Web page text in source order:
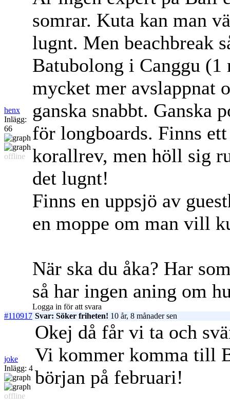
henx
Inlägg:
66
offline
somrar. Kuta kan man
lugnt. Men beachbreak
Batubolong i Canggu
mycket mer avslappnat
ganska snabbt. Ganska
för longboards. Finns
korallrev, men höll sig
det lugnt!
Finns en uppsjö av
en moppe om man vill
När ska du åka? Har
så har ingen aning om
Logga in för att svara
#110917 Svar: Söker friheten! 10 år, 8 månader sen
joke
Inlägg: 4
offline
Okej då får vi ta och
Vi kommer komma till
början på februari!